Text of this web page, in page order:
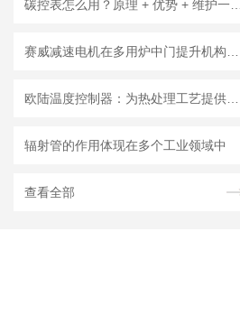
辐射管的作用体现在多个工业领域中
查看全部